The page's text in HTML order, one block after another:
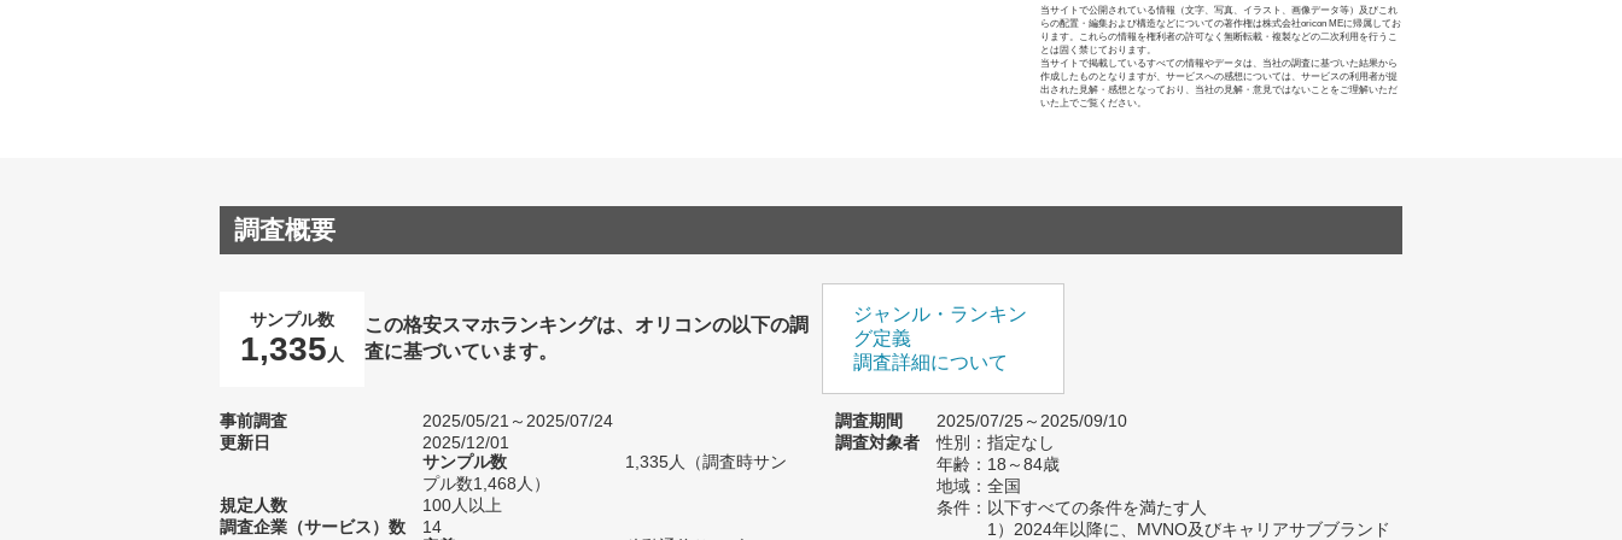
当サイトで公開されている情報（文字、写真、イラスト、画像データ等）及びこれ
らの配置・編集および構造などについての著作権は株式会社oricon MEに帰属してお
ります。これらの情報を権利者の許可なく無断転載・複製などの二次利用を行うこ
とは固く禁じております。
当サイトで掲載しているすべての情報やデータは、当社の調査に基づいた結果から
作成したものとなりますが、サービスへの感想については、サービスの利用者が提
出された見解・感想となっており、当社の見解・意見ではないことをご理解いただ
いた上でご覧ください。
調査概要
サンプル数
1,335 人
この格安スマホランキングは、オリコンの以下の調
査に基づいています。
ジャンル・ランキン
グ定義
調査詳細について
事前調査
2025/05/21～2025/07/24
更新日
2025/12/01
サンプル数
1,335人（調査時サン
プル数1,468人）
規定人数
100人以上
調査企業（サービス）数
14
調査期間
2025/07/25～2025/09/10
調査対象者
性別：指定なし
年齢：18～84歳
地域：全国
条件：以下すべての条件を満たす人
1）2024年以降に、MVNO及びキャリアサブブランド